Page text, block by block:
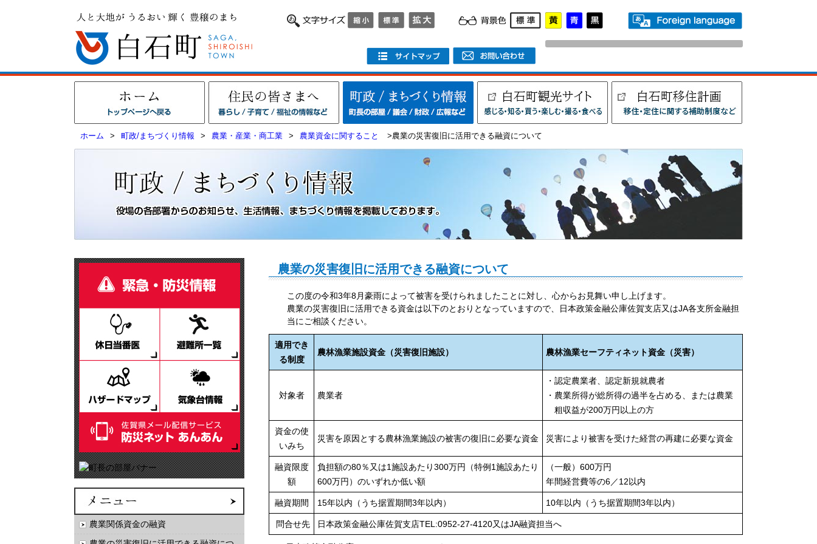
ホーム > 町政/まちづくり情報 > 農業・産業・商工業 > 農業資金に関すること >農業の災害復旧に活用できる融資について
農業関係資金の融資
農業の災害復旧に活用できる融資について
この度の令和3年8月豪雨によって被害を受けられましたことに対し、心からお見舞い申し上げます。
農業の災害復旧に活用できる資金は以下のとおりとなっていますので、日本政策金融公庫佐賀支店又はJA各支所金融担
当にご相談ください。
適用でき
る制度
農林漁業施設資金（災害復旧施設） 農林漁業セーフティネット資金（災害）
対象者 農業者
・認定農業者、認定新規就農者
・農業所得が総所得の過半を占める、または農業
粗収益が200万円以上の方
資金の使
いみち
災害を原因とする農林漁業施設の被害の復旧に必要な資金 災害により被害を受けた経営の再建に必要な資金
融資限度
額
負担額の80％又は1施設あたり300万円（特例 1施設あたり
600万円）のいずれか低い額
（一般） 600万円
年間経営費等の6／12以内
融資期間 15年以内（うち据置期間3年以内） 10年以内（うち据置期間3年以内）
問合せ先 日本政策金融公庫佐賀支店TEL:0952-27-4120又はJA融資担当へ